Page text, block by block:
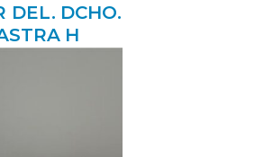
DEL. DCHO.
H